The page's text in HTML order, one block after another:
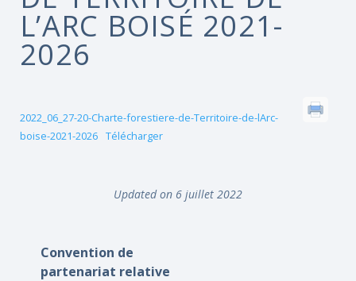
L’ARC BOISÉ 2021-
2026
2022_06_27-20-Charte-forestiere-de-Territoire-de-lArc-
boise-2021-2026 Télécharger
Updated on 6 juillet 2022
Convention de
partenariat relative